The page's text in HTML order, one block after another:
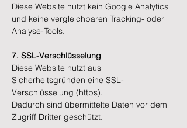
Diese Website nutzt kein Google Analytics
und keine vergleichbaren Tracking- oder
Analyse-Tools.
7. SSL-Verschlüsselung
Diese Website nutzt aus
Sicherheitsgründen eine SSL-
Verschlüsselung (https).
Dadurch sind übermittelte Daten vor dem
Zugriff Dritter geschützt.